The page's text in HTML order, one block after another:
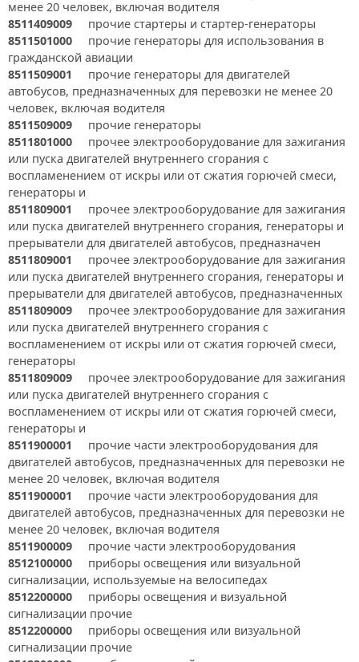
менее 20 человек, включая водителя
8511409009 прочие стартеры и стартер-генераторы
8511501000 прочие генераторы для использования в
гражданской авиации
8511509001
прочие генераторы для двигателей
автобусов, предназначенных для перевозки не менее 20
человек, включая водителя
8511509009 прочие генераторы
8511801000 прочее электрооборудование для зажигания
или пуска двигателей внутреннего сгорания с
воспламенением от искры или от сжатия горючей смеси,
генераторы и
8511809001
прочее электрооборудование для зажигания
или пуска двигателей внутреннего сгорания, генераторы и
прерыватели для двигателей автобусов, предназначен
8511809001
прочее электрооборудование для зажигания
или пуска двигателей внутреннего сгорания, генераторы и
прерыватели для двигателей автобусов, предназначенных
8511809009 прочее электрооборудование для зажигания
или пуска двигателей внутреннего сгорания с
воспламенением от искры или от сжатия горючей смеси,
генераторы
8511809009 прочее электрооборудование для зажигания
или пуска двигателей внутреннего сгорания с
воспламенением от искры или от сжатия горючей смеси,
генераторы и
8511900001
прочие части электрооборудования для
двигателей автобусов, предназначенных для перевозки не
менее 20 человек, включая водителя
8511900001
прочие части электрооборудования для
двигателей автобусов, предназначенных для перевозки не
менее 20 человек, включая водителя
8511900009 прочие части электрооборудования
8512100000 приборы освещения или визуальной
сигнализации, используемые на велосипедах
8512200000 приборы освещения и визуальной
сигнализации прочие
8512200000 приборы освещения или визуальной
сигнализации прочие